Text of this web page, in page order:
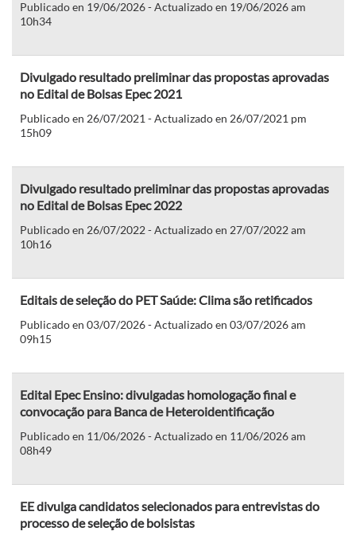
Publicado en 19/06/2026 - Actualizado en 19/06/2026 am
10h34
Divulgado resultado preliminar das propostas aprovadas
no Edital de Bolsas Epec 2021
Publicado en 26/07/2021 - Actualizado en 26/07/2021 pm
15h09
Divulgado resultado preliminar das propostas aprovadas
no Edital de Bolsas Epec 2022
Publicado en 26/07/2022 - Actualizado en 27/07/2022 am
10h16
Editais de seleção do PET Saúde: Clima são retificados
Publicado en 03/07/2026 - Actualizado en 03/07/2026 am
09h15
Edital Epec Ensino: divulgadas homologação final e
convocação para Banca de Heteroidentificação
Publicado en 11/06/2026 - Actualizado en 11/06/2026 am
08h49
EE divulga candidatos selecionados para entrevistas do
processo de seleção de bolsistas